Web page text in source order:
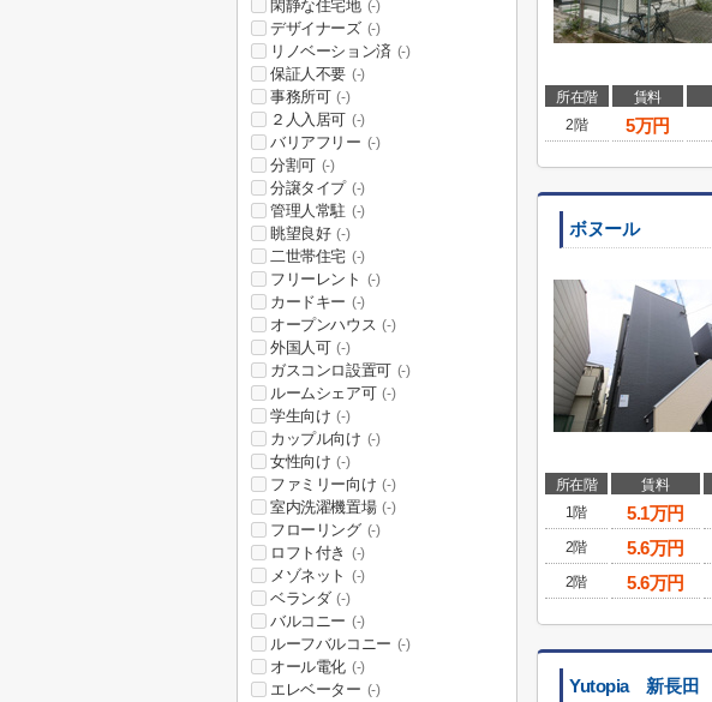
所在階 賃料
2階
5万円
ボヌール
所在階 賃料
1階
5.1万円
2階
5.6万円
2階
5.6万円
Yutopia 新長田
閑静な住宅地 (-)
デザイナーズ (-)
リノベーション済 (-)
保証人不要 (-)
事務所可 (-)
２人入居可 (-)
バリアフリー (-)
分割可 (-)
分譲タイプ (-)
管理人常駐 (-)
眺望良好 (-)
二世帯住宅 (-)
フリーレント (-)
カードキー (-)
オープンハウス (-)
外国人可 (-)
ガスコンロ設置可 (-)
ルームシェア可 (-)
学生向け (-)
カップル向け (-)
女性向け (-)
ファミリー向け (-)
室内洗濯機置場 (-)
フローリング (-)
ロフト付き (-)
メゾネット (-)
ベランダ (-)
バルコニー (-)
ルーフバルコニー (-)
オール電化 (-)
エレベーター (-)